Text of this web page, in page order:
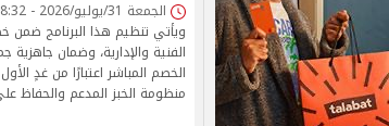
الجمعة 31/يوليو/2026 - 08:32 م
ويأتي تنظيم هذا البرنامج ضمن
الفنية والإدارية، وضمان
الخصم المباشر اعتبارًا من غدٍ
منظومة الخبز المدعم والحفاظ